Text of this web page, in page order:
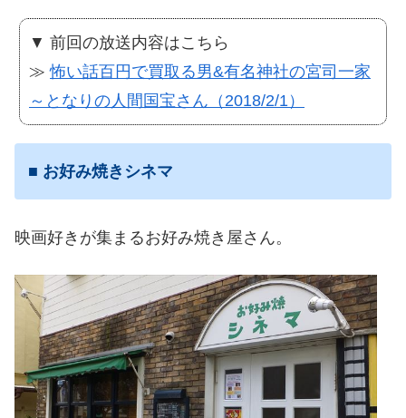
▼ 前回の放送内容はこちら
≫怖い話百円で買取る男&有名神社の宮司一家
～となりの人間国宝さん（2018/2/1）
■ お好み焼きシネマ
映画好きが集まるお好み焼き屋さん。